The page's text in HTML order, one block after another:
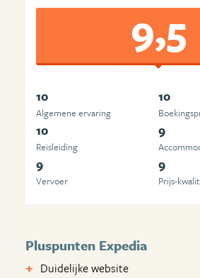
9,5
10
Algemene ervaring
10
10
Reisleiding
9
9
Vervoer
9
Prijs-
Pluspunten Expedia
Duidelijke website